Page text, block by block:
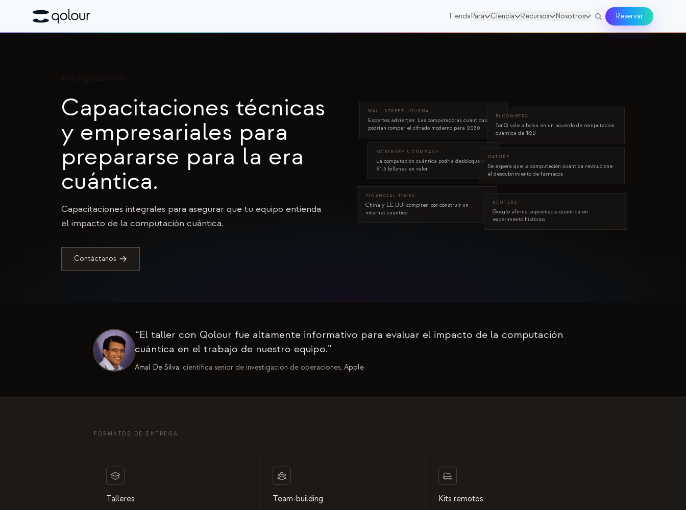
Tienda Para Ciencia Recursos Nosotros Reservar
Capacitaciones técnicas
y empresariales para
prepararse para la era
cuántica.
Capacitaciones integrales para asegurar que tu equipo entienda
el impacto de la computación cuántica.
Contáctanos
WALL STREET JOURNAL
Expertos advierten: Las computadoras cuánticas
podrían romper el cifrado moderno para 2030
BLOOMBERG
IonQ sale a bolsa en un acuerdo de computación
cuántica de $2B
MCKINSEY & COMPANY
La computación cuántica podría desbloquear
$1.3 billones en valor
NATURE
Se espera que la computación cuántica revolucione
el descubrimiento de fármacos
FINANCIAL TIMES
China y EE.UU. compiten por construir un
internet cuántico
REUTERS
Google afirma supremacía cuántica en
experimento histórico
“El taller con Qolour fue altamente informativo para evaluar el impacto de la computación
cuántica en el trabajo de nuestro equipo.”
Amal De Silva, científica senior de investigación de operaciones, Apple
FORMATOS DE ENTREGA
Talleres Team-building Kits remotos